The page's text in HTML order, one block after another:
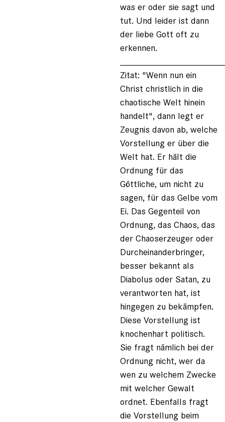
was er oder sie sagt und
tut. Und leider ist dann
der liebe Gott oft zu
erkennen.
Zitat: "Wenn nun ein
Christ christlich in die
chaotische Welt hinein
handelt", dann legt er
Zeugnis davon ab, welche
Vorstellung er über die
Welt hat. Er hält die
Ordnung für das
Göttliche, um nicht zu
sagen, für das Gelbe vom
Ei. Das Gegenteil von
Ordnung, das Chaos, das
der Chaoserzeuger oder
Durcheinanderbringer,
besser bekannt als
Diabolus oder Satan, zu
verantworten hat, ist
hingegen zu bekämpfen.
Diese Vorstellung ist
knochenhart politisch.
Sie fragt nämlich bei der
Ordnung nicht, wer da
wen zu welchem Zwecke
mit welcher Gewalt
ordnet. Ebenfalls fragt
die Vorstellung beim